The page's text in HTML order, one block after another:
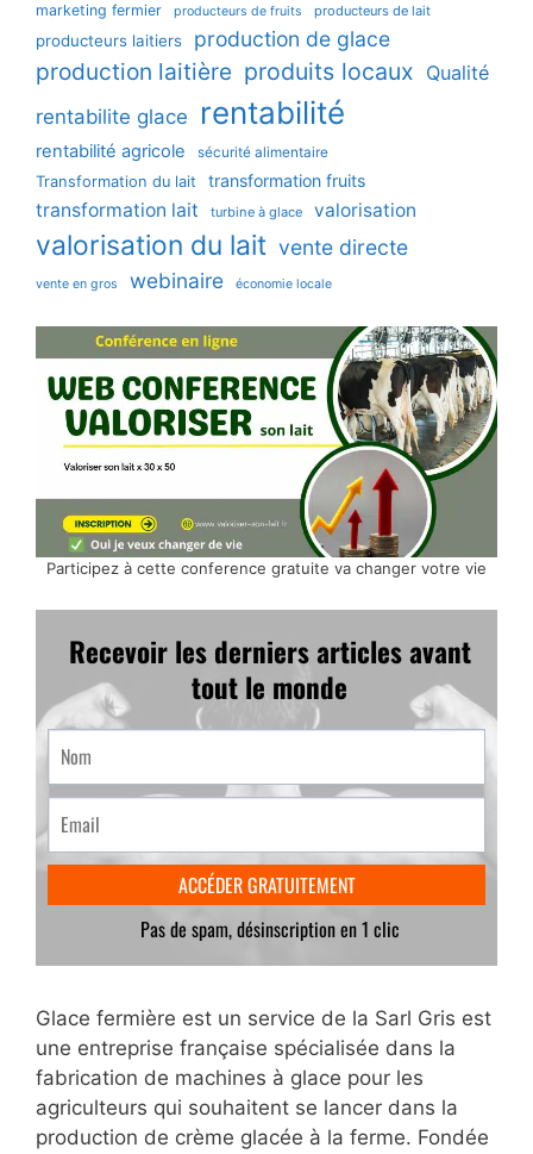
marketing fermier producteurs de fruits producteurs de lait
producteurs laitiers production de glace
production laitière produits locaux Qualité
rentabilite glace
rentabilité
rentabilité agricole sécurité alimentaire
Transformation du lait transformation fruits
transformation lait turbine à glace valorisation
valorisation du lait vente directe
vente en gros webinaire économie locale
Participez à cette conference gratuite va changer votre vie
Glace fermière est un service de la Sarl Gris est
une entreprise française spécialisée dans la
fabrication de machines à glace pour les
agriculteurs qui souhaitent se lancer dans la
production de crème glacée à la ferme. Fondée